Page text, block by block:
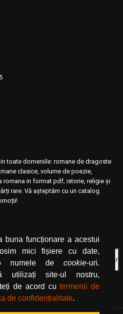
buna funcționare a acestui
mici fișiere cu date,
numele de cookie-uri.
utilizați site-ul nostru,
de acord cutermenii de
de confidențialitate.
toate domeniile: romane de dragoste
clasice, volume de poezie,
romana in format pdf, istorie, religie și
rare. Vă așteptăm cu un catalog
dați click pe butonul de abonare.